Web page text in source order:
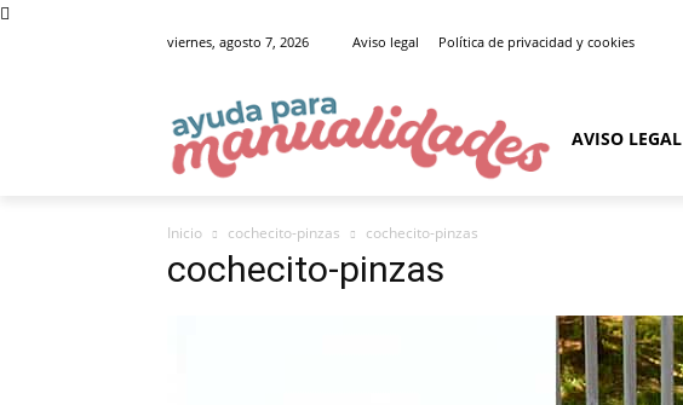
viernes, agosto 7, 2026 Aviso legal Política de privacidad y cookies
AVISO LEGAL
Inicio cochecito-pinzas cochecito-pinzas
cochecito-pinzas